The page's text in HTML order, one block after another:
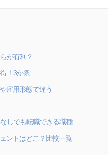
が有利？
！3か条
雇用形態で違う
しでも転職できる職種
ントはどこ？比較一覧